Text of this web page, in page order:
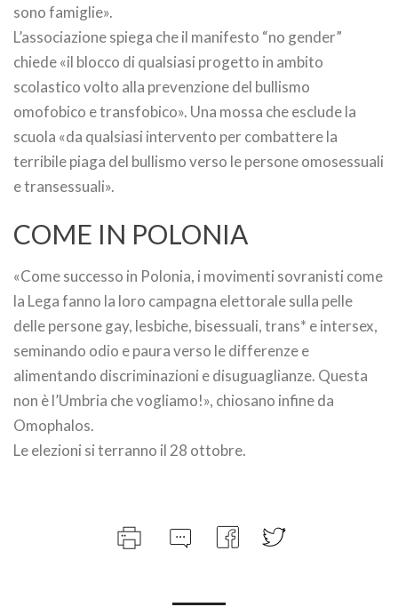
sono famiglie».
L’associazione spiega che il manifesto “no gender”
chiede «il blocco di qualsiasi progetto in ambito
scolastico volto alla prevenzione del bullismo
omofobico e transfobico». Una mossa che esclude la
scuola «da qualsiasi intervento per combattere la
terribile piaga del bullismo verso le persone omosessuali
e transessuali».
COME IN POLONIA
«Come successo in Polonia, i movimenti sovranisti come
la Lega fanno la loro campagna elettorale sulla pelle
delle persone gay, lesbiche, bisessuali, trans* e intersex,
seminando odio e paura verso le differenze e
alimentando discriminazioni e disuguaglianze. Questa
non è l’Umbria che vogliamo!», chiosano infine da
Omophalos.
Le elezioni si terranno il 28 ottobre.